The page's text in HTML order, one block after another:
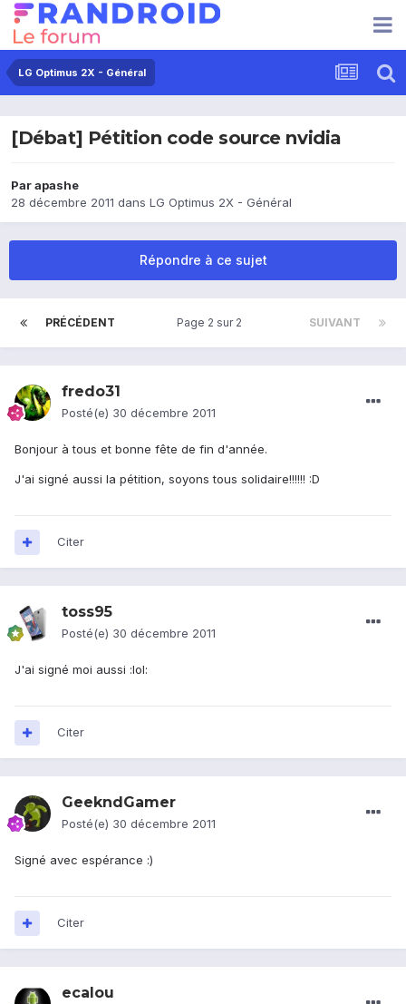
LG Optimus 2X - Général
[Débat] Pétition code source nvidia
Parapashe
28 décembre 2011 dans LG Optimus 2X - Général
Répondre à ce sujet
PRÉCÉDENT SUIVANT
Page 2 sur 2
fredo31
Posté(e) 30 décembre 2011
Bonjour à tous et bonne fête de fin d'année.
J'ai signé aussi la pétition, soyons tous solidaire!!!!!! :D
Citer
toss95
Posté(e) 30 décembre 2011
J'ai signé moi aussi :lol:
Citer
GeekndGamer
Posté(e) 30 décembre 2011
Signé avec espérance :)
Citer
ecalou